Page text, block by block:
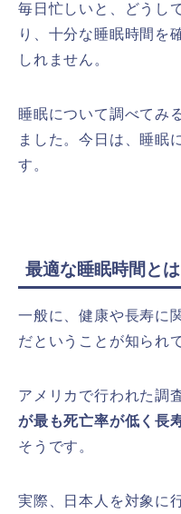
毎日忙しいと、どうし
り、十分な睡眠時間を
しれません。
睡眠について調べてみ
ました。今日は、睡眠
す。
最適な睡眠時間と
一般に、健康や長寿に
だということが知られ
アメリカで行われた調
が最も死亡率が低く長
そうです。
実際、日本人を対象に